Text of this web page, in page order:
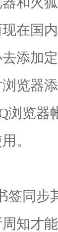
在国
添加
览器
浏览器
。
签同步
知才